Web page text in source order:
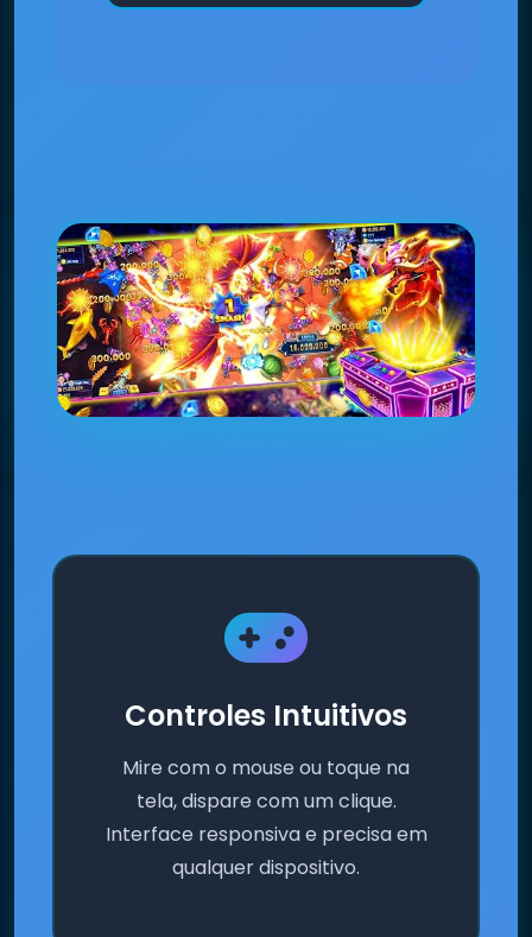
Controles Intuitivos
Mire com o mouse ou toque na
tela, dispare com um clique.
Interface responsiva e precisa em
qualquer dispositivo.